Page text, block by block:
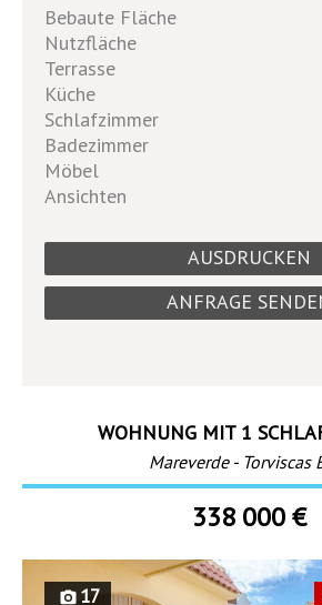
Bebaute Fläche
Nutzfläche
Terrasse
Küche
Schlafzimmer
Badezimmer
Möbel
Ansichten
AUSDRUCKEN
ANFRAGE
WOHNUNG MIT 1
Mareverde - Torviscas
338 000 €
17